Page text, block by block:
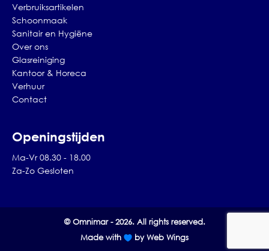
Verbruiksartikelen
Schoonmaak
Sanitair en Hygiëne
Over ons
Glasreiniging
Kantoor & Horeca
Verhuur
Contact
Openingstijden
Ma-Vr 08.30 - 18.00
Za-Zo Gesloten
© Omnimar - 2026. All rights reserved.
Made with
by Web Wings